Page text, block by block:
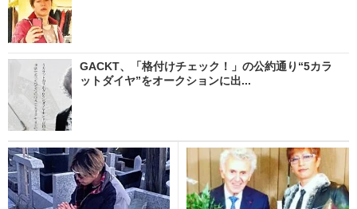
GACKT、「格付けチェック！」の公約通り“5カラ
ットダイヤ”をオークションに出...